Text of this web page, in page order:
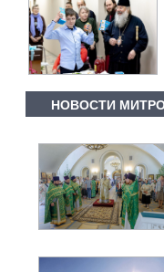
НОВОСТИ